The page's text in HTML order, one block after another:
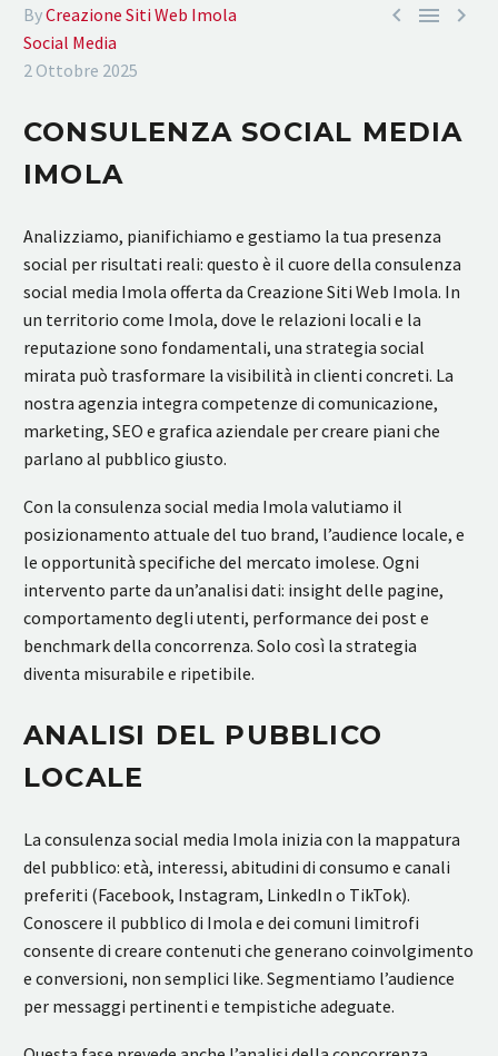
  
ByCreazione Siti Web Imola
Social Media
2 Ottobre 2025
CONSULENZA SOCIAL MEDIA
IMOLA
Analizziamo, pianifichiamo e gestiamo la tua presenza
social per risultati reali: questo è il cuore della consulenza
social media Imola offerta da Creazione Siti Web Imola. In
un territorio come Imola, dove le relazioni locali e la
reputazione sono fondamentali, una strategia social
mirata può trasformare la visibilità in clienti concreti. La
nostra agenzia integra competenze di comunicazione,
marketing, SEO e grafica aziendale per creare piani che
parlano al pubblico giusto.
Con la consulenza social media Imola valutiamo il
posizionamento attuale del tuo brand, l’audience locale, e
le opportunità specifiche del mercato imolese. Ogni
intervento parte da un’analisi dati: insight delle pagine,
comportamento degli utenti, performance dei post e
benchmark della concorrenza. Solo così la strategia
diventa misurabile e ripetibile.
ANALISI DEL PUBBLICO
LOCALE
La consulenza social media Imola inizia con la mappatura
del pubblico: età, interessi, abitudini di consumo e canali
preferiti (Facebook, Instagram, LinkedIn o TikTok).
Conoscere il pubblico di Imola e dei comuni limitrofi
consente di creare contenuti che generano coinvolgimento
e conversioni, non semplici like. Segmentiamo l’audience
per messaggi pertinenti e tempistiche adeguate.